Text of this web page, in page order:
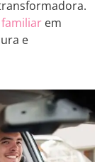
familiar em
e